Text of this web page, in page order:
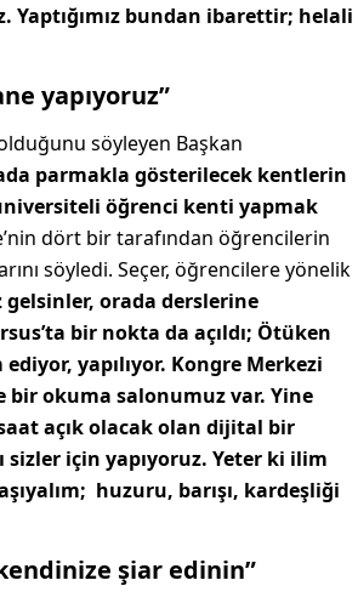
Yaptığımız bundan ibarettir; helali
yapıyoruz”
söyleyen Başkan
parmakla gösterilecek kentlerin
öğrenci kenti yapmak
dört bir tarafından öğrencilerin
söyledi. Seçer, öğrencilere yönelik
orada derslerine
bir nokta da açıldı; Ötüken
yapılıyor. Kongre Merkezi
bir okuma salonumuz var. Yine
açık olacak olan dijital bir
için yapıyoruz. Yeter ki ilim
huzuru, barışı, kardeşliği
şiar edinin”